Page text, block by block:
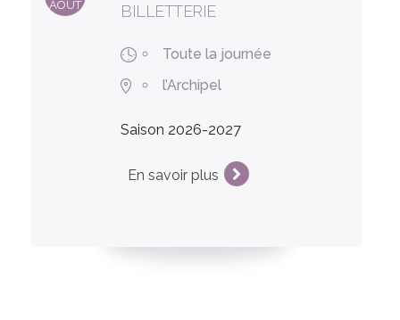
AOÛT
BILLETTERIE
Toute la journée
l’Archipel
Saison 2026-2027
En savoir plus